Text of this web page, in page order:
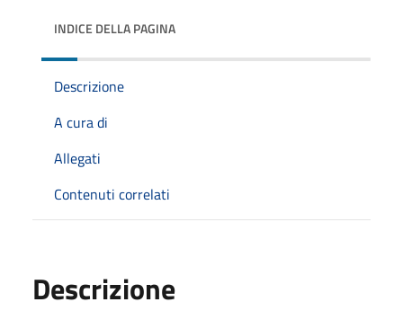
INDICE DELLA PAGINA
Descrizione
A cura di
Allegati
Contenuti correlati
Descrizione